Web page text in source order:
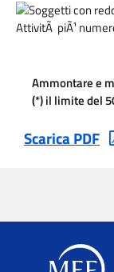
(*) il limite del